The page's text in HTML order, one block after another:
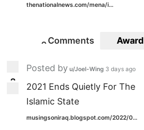
thenationalnews.com/mena/i...
00
Comments Award
22
Posted by u/Joel-Wing 3 days ago
2021 Ends Quietly For The
Islamic State
musingsoniraq.blogspot.com/2022/0...